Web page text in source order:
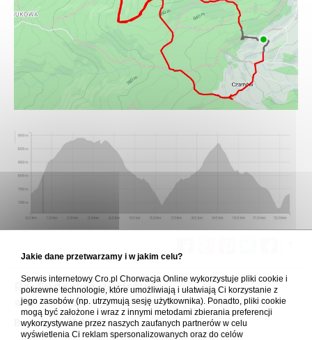
Re: Sudeckie wędrówki
napisał(a)Dawigs » 20.04.2024 17:49
Borówkowa 07.04.2024
Jakie dane przetwarzamy i w jakim celu?
Serwis internetowy Cro.pl Chorwacja Online wykorzystuje pliki cookie i
pokrewne technologie, które umożliwiają i ułatwiają Ci korzystanie z
jego zasobów (np. utrzymują sesję użytkownika). Ponadto, pliki cookie
mogą być założone i wraz z innymi metodami zbierania preferencji
wykorzystywane przez naszych zaufanych partnerów w celu
wyświetlenia Ci reklam spersonalizowanych oraz do celów